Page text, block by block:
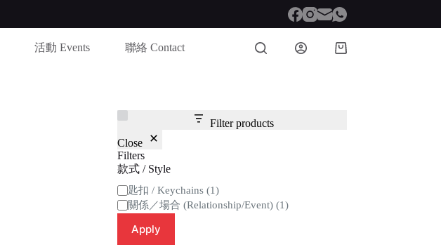
活動 Events 聯絡 Contact
Shopping
Filter products
Close
Filters
款式 / Style
Category
匙扣 / Keychains(1)
關係／場合 (Relationship/Event)(1)
Apply